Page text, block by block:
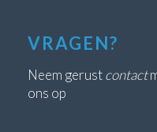
VRAGEN?
Neem gerustcontact
ons op